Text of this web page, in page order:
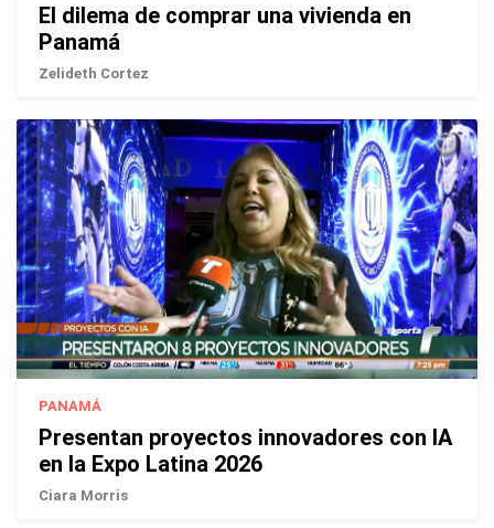
El dilema de comprar una vivienda en
Panamá
Zelideth Cortez
PANAMÁ
Presentan proyectos innovadores con IA
en la Expo Latina 2026
Ciara Morris